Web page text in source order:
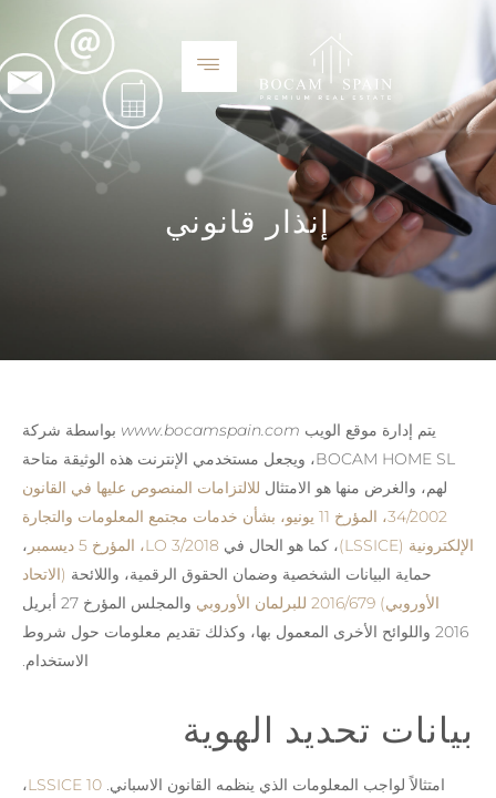
إنذار قانوني
يتم إدارة موقع الويب www.bocamspain.com بواسطة شركة
BOCAM HOME SL، ويجعل مستخدمي الإنترنت هذه الوثيقة متاحة
لهم، والغرض منها هو الامتثال للالتزامات المنصوص عليها في القانون
34/2002، المؤرخ 11 يونيو، بشأن خدمات مجتمع المعلومات والتجارة
الإلكترونية (LSSICE)
، كما هو الحال في LO 3/2018، المؤرخ 5 ديسمبر
،
حماية البيانات الشخصية وضمان الحقوق الرقمية، واللائحة (الاتحاد
الأوروبي) 2016/679 للبرلمان الأوروبي
والمجلس المؤرخ 27 أبريل
2016 واللوائح الأخرى المعمول بها، وكذلك تقديم معلومات حول شروط
الاستخدام.
بيانات تحديد الهوية
امتثالاً لواجب المعلومات الذي ينظمه القانون الاسباني. 10 LSSICE
،